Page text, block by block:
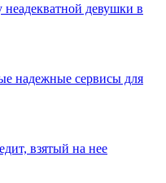
девушки в
надежные сервисы для
взятый на нее